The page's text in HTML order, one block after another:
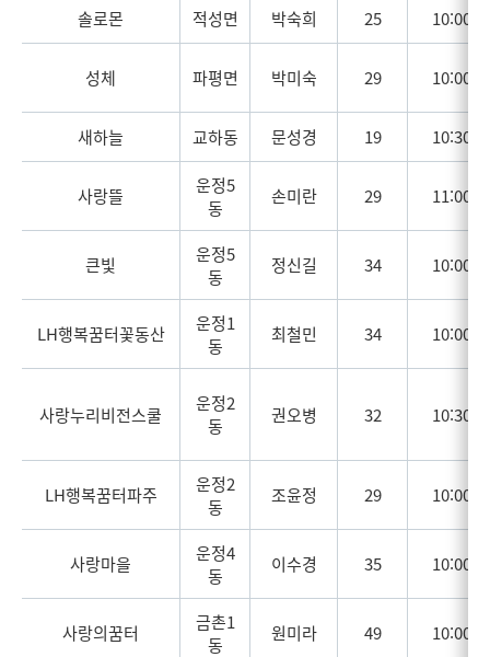
솔로몬 적성면 박숙희 25 10:00
성체 파평면 박미숙 29 10:00
새하늘 교하동 문성경 19 10:30
사랑뜰
운정5
동
손미란 29 11:00
큰빛
운정5
동
정신길 34 10:00
LH행복꿈터꽃동산
운정1
동
최철민 34 10:00
사랑누리비전스쿨
운정2
동
권오병 32 10:30
LH행복꿈터파주
운정2
동
조윤정 29 10:00
사랑마을
운정4
동
이수경 35 10:00
사랑의꿈터
금촌1
동
원미라 49 10:00